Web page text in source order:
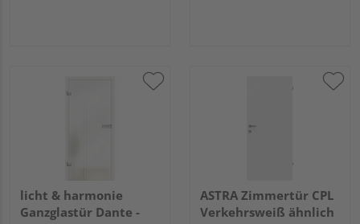
licht & harmonie
Ganzglastür Dante -
ASTRA Zimmertür CPL
Verkehrsweiß ähnlich